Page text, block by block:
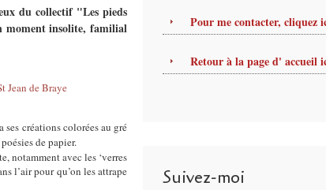
du collectif "Les pieds
moment insolite, familial
ses créations colorées au gré
de papier.
notamment avec les ‘verres
l’air pour qu’on les attrape
Pour me contacter, cliquez
Retour à la page d' accueil
Suivez-moi